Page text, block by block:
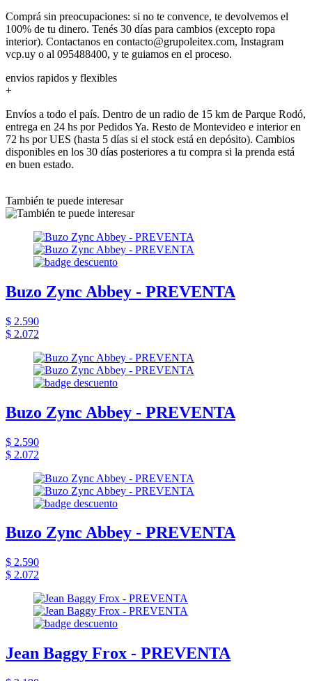
Comprá sin preocupaciones: si no te convence, te devolvemos el
100% de tu dinero. Tenés 30 días para cambios (excepto ropa
interior). Contactanos en contacto@grupoleitex.com, Instagram
vcp.uy o al 095488400, y te guiamos en el proceso.
envios rapidos y flexibles
+
Envíos a todo el país. Dentro de un radio de 15 km de Parque Rodó,
entrega en 24 hs por Pedidos Ya. Resto de Montevideo e interior en
72 hs por UES (hasta 5 días si el stock está en depósito). Cambios
disponibles en los 30 días posteriores a tu compra si la prenda está
en buen estado.
También te puede interesar
Buzo Zync Abbey - PREVENTA
$ 2.590
$ 2.072
Buzo Zync Abbey - PREVENTA
$ 2.590
$ 2.072
Buzo Zync Abbey - PREVENTA
$ 2.590
$ 2.072
Jean Baggy Frox - PREVENTA